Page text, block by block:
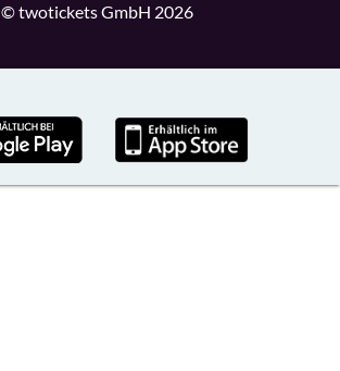
© twotickets GmbH 2026